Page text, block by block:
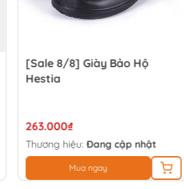
[Sale 8/8] Giày Bảo Hộ
Hestia
263.000₫
Thương hiệu:Đang cập nhật
Mua ngay